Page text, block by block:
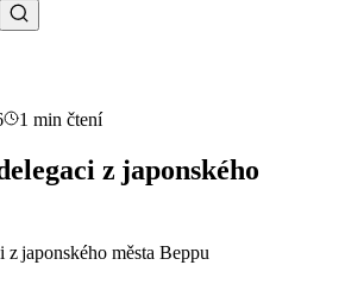
1 min čtení
z japonského